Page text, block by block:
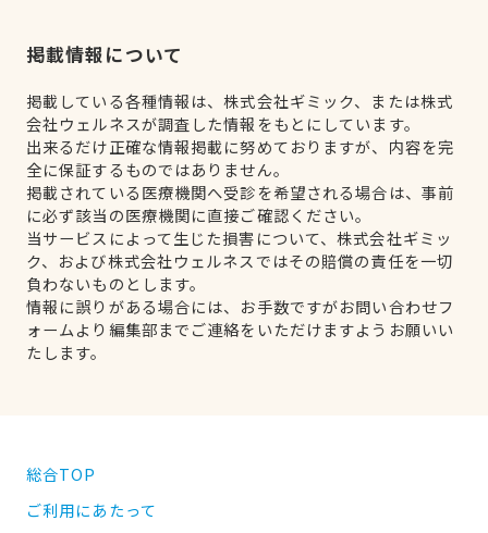
掲載情報について
掲載している各種情報は、株式会社ギミック、または株式
会社ウェルネスが調査した情報をもとにしています。
出来るだけ正確な情報掲載に努めておりますが、内容を完
全に保証するものではありません。
掲載されている医療機関へ受診を希望される場合は、事前
に必ず該当の医療機関に直接ご確認ください。
当サービスによって生じた損害について、株式会社ギミッ
ク、および株式会社ウェルネスではその賠償の責任を一切
負わないものとします。
情報に誤りがある場合には、お手数ですがお問い合わせフ
ォームより編集部までご連絡をいただけますようお願いい
たします。
総合TOP
ご利用にあたって